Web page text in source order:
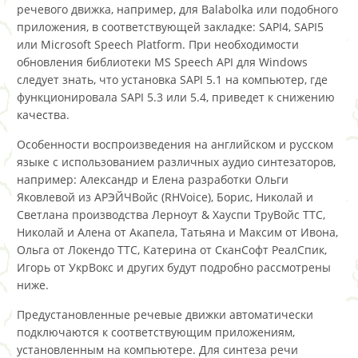
речевого движка, например, для Balabolka или подобного
приложения, в соответствующей закладке: SAPI4, SAPI5
или Microsoft Speech Platform. При необходимости
обновления библиотеки MS Speech API для Windows
следует знать, что установка SAPI 5.1 на компьютер, где
функционировала SAPI 5.3 или 5.4, приведет к снижению
качества.
Особенности воспроизведения на английском и русском
языке с использованием различных аудио синтезаторов,
например: Александр и Елена разработки Ольги
Яковлевой из АРЭЙЧВойс (RHVoice), Борис, Николай и
Светлана производства Лерноут & Хауспи ТруВойс ТТС,
Николай и Алена от Акапела, Татьяна и Максим от Ивона,
Ольга от Локендо ТТС, Катерина от СканСофт РеалСпик,
Игорь от УкрВокс и других будут подробно рассмотрены
ниже.
Предустановленные речевые движки автоматически
подключаются к соответствующим приложениям,
установленным на компьютере. Для синтеза речи